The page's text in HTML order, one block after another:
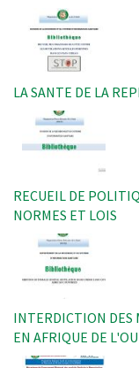
LA SANTE DE LA
RECUEIL DE
NORMES ET LOIS
INTERDICTION DES
EN AFRIQUE DE
Image